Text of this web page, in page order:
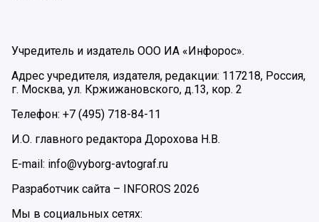
Учредитель и издатель ООО ИА «Инфорос».
Адрес учредителя, издателя, редакции: 117218, Россия,
г. Москва, ул. Кржижановского, д.13, кор. 2
Телефон: +7 (495) 718-84-11
И.О. главного редактора Дорохова Н.В.
E-mail: info@vyborg-avtograf.ru
Разработчик сайта –
INFOROS 2026
Мы в социальных сетях: